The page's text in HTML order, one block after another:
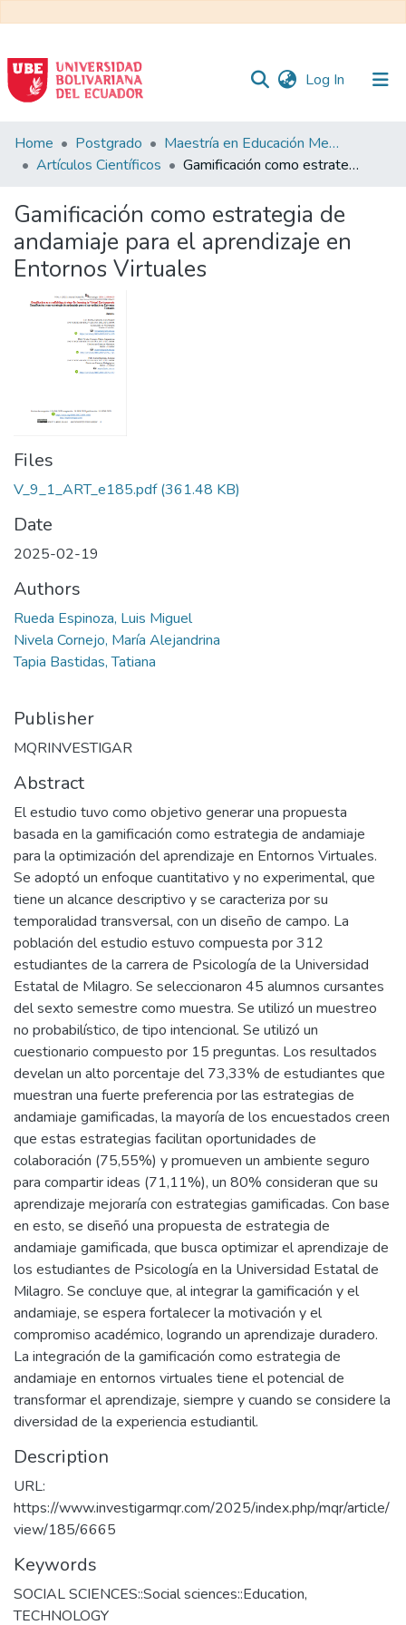
Log In (current)
Communities
&
All of DSpace
Statistics
Home Postgrado
Maestría en Educación Mención en Pedagogía en Entornos Digitales
Artículos Científicos
Gamificación como estrategia de andamiaje para el aprendizaje en Entornos Virtuales
Gamificación como estrategia de
andamiaje para el aprendizaje en
Entornos Virtuales
Files
V_9_1_ART_e185.pdf(361.48 KB)
Date
2025-02-19
Authors
Rueda Espinoza, Luis Miguel
Nivela Cornejo, María Alejandrina
Tapia Bastidas, Tatiana
Publisher
MQRINVESTIGAR
Abstract
El estudio tuvo como objetivo generar una propuesta
basada en la gamificación como estrategia de andamiaje
para la optimización del aprendizaje en Entornos Virtuales.
Se adoptó un enfoque cuantitativo y no experimental, que
tiene un alcance descriptivo y se caracteriza por su
temporalidad transversal, con un diseño de campo. La
población del estudio estuvo compuesta por 312
estudiantes de la carrera de Psicología de la Universidad
Estatal de Milagro. Se seleccionaron 45 alumnos cursantes
del sexto semestre como muestra. Se utilizó un muestreo
no probabilístico, de tipo intencional. Se utilizó un
cuestionario compuesto por 15 preguntas. Los resultados
develan un alto porcentaje del 73,33% de estudiantes que
muestran una fuerte preferencia por las estrategias de
andamiaje gamificadas, la mayoría de los encuestados creen
que estas estrategias facilitan oportunidades de
colaboración (75,55%) y promueven un ambiente seguro
para compartir ideas (71,11%), un 80% consideran que su
aprendizaje mejoraría con estrategias gamificadas. Con base
en esto, se diseñó una propuesta de estrategia de
andamiaje gamificada, que busca optimizar el aprendizaje de
los estudiantes de Psicología en la Universidad Estatal de
Milagro. Se concluye que, al integrar la gamificación y el
andamiaje, se espera fortalecer la motivación y el
compromiso académico, logrando un aprendizaje duradero.
La integración de la gamificación como estrategia de
andamiaje en entornos virtuales tiene el potencial de
transformar el aprendizaje, siempre y cuando se considere la
diversidad de la experiencia estudiantil.
Description
URL:
https://www.investigarmqr.com/2025/index.php/mqr/article/
view/185/6665
Keywords
SOCIAL SCIENCES::Social sciences::Education,
TECHNOLOGY